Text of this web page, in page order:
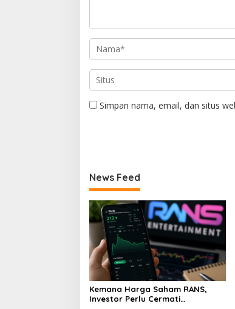
Simpan nama, email, dan situs
News Feed
Kemana Harga Saham RANS,
Investor Perlu Cermati